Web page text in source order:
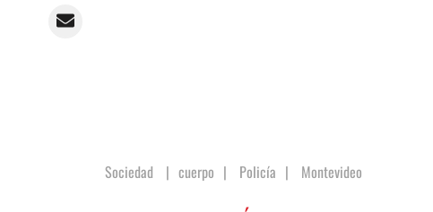
Sociedad cuerpo | Policía | Montevideo